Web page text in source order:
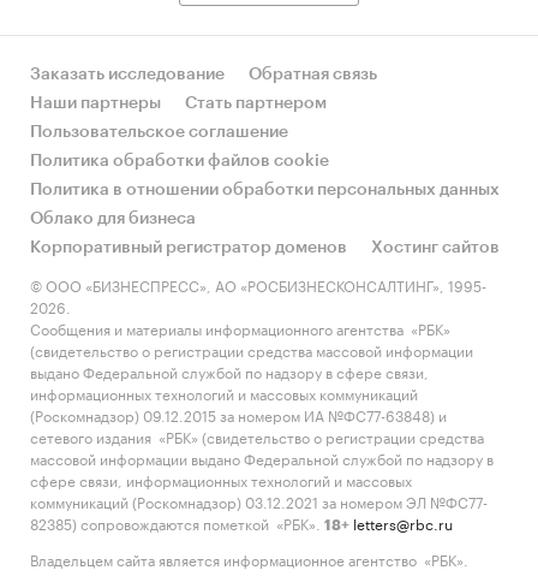
Заказать исследование
Обратная связь
Наши партнеры
Стать партнером
Пользовательское соглашение
Политика обработки файлов cookie
Политика в отношении обработки персональных данных
Облако для бизнеса
Корпоративный регистратор доменов
Хостинг сайтов
© ООО «БИЗНЕСПРЕСС», АО «РОСБИЗНЕСКОНСАЛТИНГ», 1995-
2026.
Сообщения и материалы информационного агентства «РБК»
(свидетельство о регистрации средства массовой информации
выдано Федеральной службой по надзору в сфере связи,
информационных технологий и массовых коммуникаций
(Роскомнадзор) 09.12.2015 за номером ИА №ФС77-63848) и
сетевого издания «РБК» (свидетельство о регистрации средства
массовой информации выдано Федеральной службой по надзору в
сфере связи, информационных технологий и массовых
коммуникаций (Роскомнадзор) 03.12.2021 за номером ЭЛ №ФС77-
82385) сопровождаются пометкой «РБК».
18+ letters@rbc.ru
Владельцем сайта является информационное агентство «РБК».